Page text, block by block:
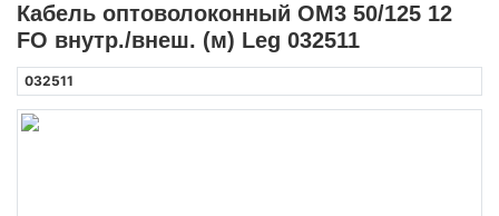
Кабель оптоволоконный OM3 50/125 12
FO внутр./внеш. (м) Leg 032511
032511